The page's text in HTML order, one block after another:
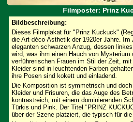
Filmposter: Prinz
Bildbeschreibung:
Dieses Filmplakat für "Prinz Kuckuck"
die Art-déco-Ästhetik der 1920er Jahre.
eleganten schwarzen Anzug, dessen
wird, was ihm einen Hauch von
verführerischen Frauen im Stil der Zeit,
Kleider sind in leuchtenden Farben
ihre Posen sind kokett und einladend.
Die Komposition ist symmetrisch und
Kleider und Frisuren, die das Auge des
kontrastreich, mit einem dominierenden
Türkis und Pink. Der Titel "PRINZ
über der Szene platziert, die typisch für